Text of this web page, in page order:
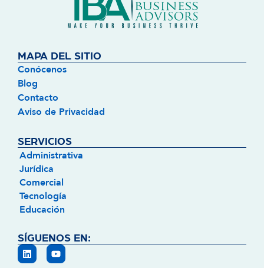
MAPA DEL SITIO
Conócenos
Blog
Contacto
Aviso de Privacidad
SERVICIOS
Administrativa
Jurídica
Comercial
Tecnología
Educación
SÍGUENOS EN: